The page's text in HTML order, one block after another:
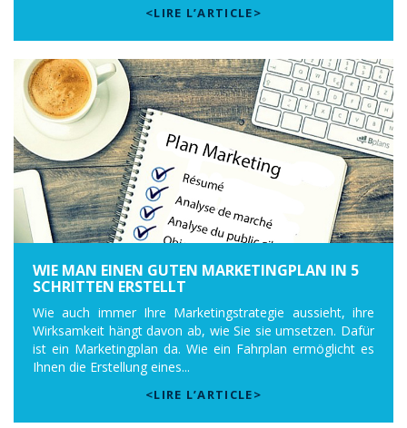
<LIRE L’ARTICLE>
WIE MAN EINEN GUTEN MARKETINGPLAN IN 5
SCHRITTEN ERSTELLT
Wie auch immer Ihre Marketingstrategie aussieht, ihre
Wirksamkeit hängt davon ab, wie Sie sie umsetzen. Dafür
ist ein Marketingplan da. Wie ein Fahrplan ermöglicht es
Ihnen die Erstellung eines...
<LIRE L’ARTICLE>